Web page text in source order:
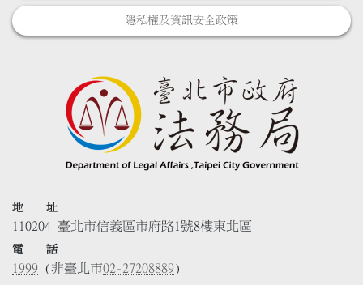
隱私權及資訊安全政策
地 址
110204 臺北市信義區市府路1號8樓東北區
電 話
1999 (非臺北市02-27208889)